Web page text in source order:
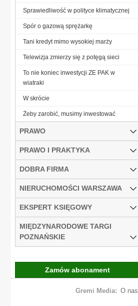
Sprawiedliwość w polityce klimatycznej
Spór o gazową sprężarkę
Tani kredyt mimo wysokiej marży
Telewizja zmierzy się z potęgą sieci
To nie koniec inwestycji ZE PAK w
wiatraki
W skrócie
Żeby zarobić, musimy inwestować
PRAWO
PRAWO I PRAKTYKA
DOBRA FIRMA
NIERUCHOMOŚCI WARSZAWA
EKSPERT KSIĘGOWY
MIĘDZYNARODOWE TARGI
POZNAŃSKIE
Zamów abonament
Gremi Media: O nas